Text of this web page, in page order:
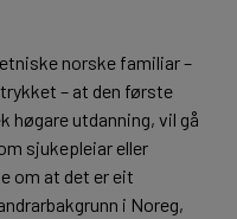
norske familiar –
– at den første
høgare utdanning, vil gå
sjukepleiar eller
om at det er eit
i Noreg,